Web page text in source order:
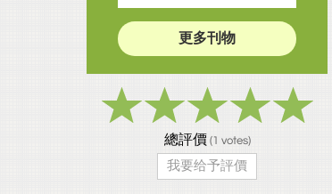
更多刊物
總評價 (1 votes)
我要给予評價